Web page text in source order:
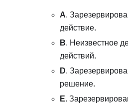
A.
действие.
B. Неизвестное
действий.
D.
решение.
E.